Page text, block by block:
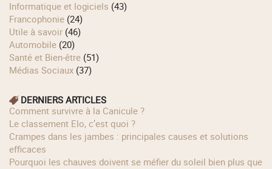
Informatique et logiciels (43)
Francophonie (24)
Utile à savoir (46)
Automobile (20)
Santé et Bien-être (51)
Médias Sociaux (37)
DERNIERS ARTICLES
Comment survivre à la Canicule ?
Le classement Elo, c’est quoi ?
Crampes dans les jambes : principales causes et solutions
efficaces
Pourquoi les chauves doivent se méfier du soleil bien plus que